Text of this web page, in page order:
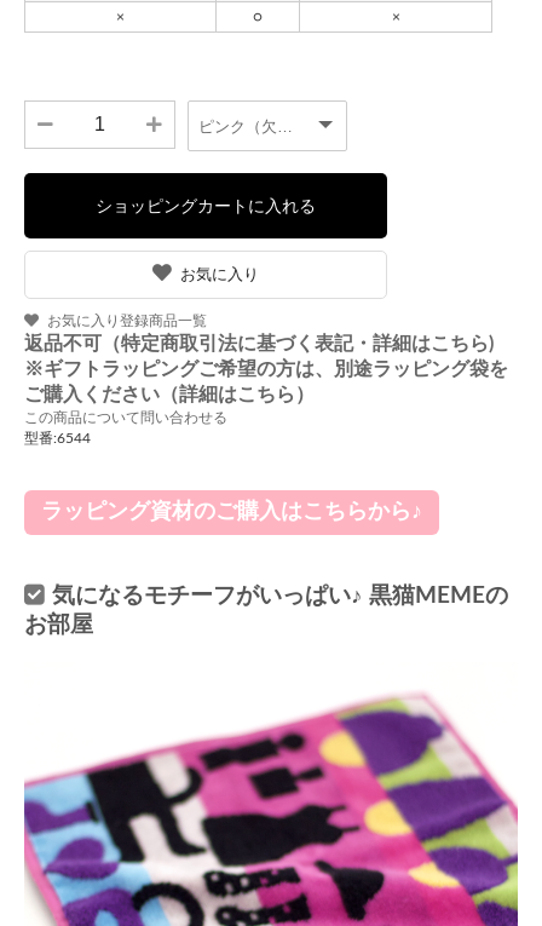
お気に入り
お気に入り登録商品一覧
返品不可（特定商取引法に基づく表記・詳細はこちら)
※ギフトラッピングご希望の方は、別途ラッピング袋を
ご購入ください（詳細はこちら）
この商品について問い合わせる
型番:6544
ラッピング資材のご購入はこちらから♪
気になるモチーフがいっぱい♪ 黒猫MEMEの
お部屋